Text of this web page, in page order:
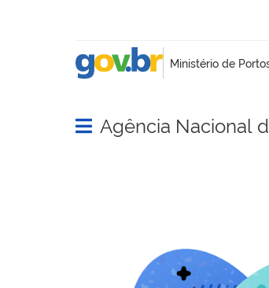
Abrir menu principal de
Agência Nacional